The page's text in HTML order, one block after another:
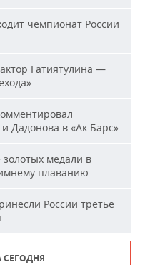
чемпионат России
Гатиятулина —
Дадонова в «Ак Барс»
медали в
плаванию
России третье
СЕГОДНЯ